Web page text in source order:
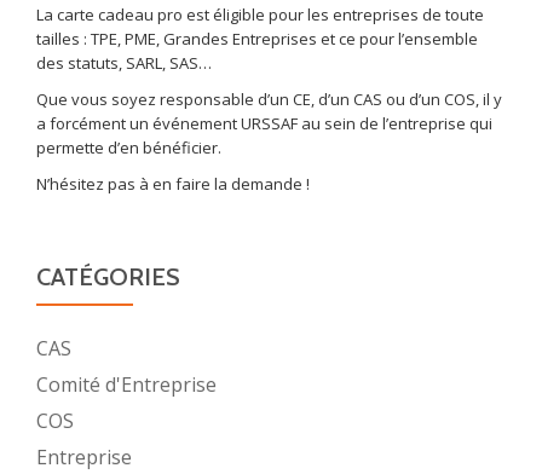
La carte cadeau pro est éligible pour les entreprises de toute
tailles : TPE, PME, Grandes Entreprises et ce pour l’ensemble
des statuts, SARL, SAS…
Que vous soyez responsable d’un CE, d’un CAS ou d’un COS, il y
a forcément un événement URSSAF au sein de l’entreprise qui
permette d’en bénéficier.
N’hésitez pas à en faire la demande !
CATÉGORIES
CAS
Comité d'Entreprise
COS
Entreprise